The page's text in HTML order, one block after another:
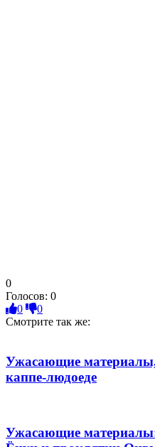
0
Голосов: 0
0
0
Смотрите так же:
Ужасающие
каппе-людоеде
Ужасающие